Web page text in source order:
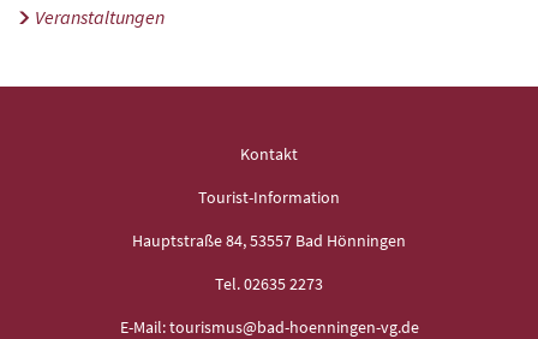
Veranstaltungen
Kontakt
Tourist-Information
Hauptstraße 84, 53557 Bad Hönningen
Tel. 02635 2273
E-Mail: tourismus@bad-hoenningen-vg.de